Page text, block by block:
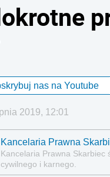
nas na Youtube
2019, 12:01
Kancelaria Prawna
Kancelaria Prawna Skarbiec
cywilnego i karnego.